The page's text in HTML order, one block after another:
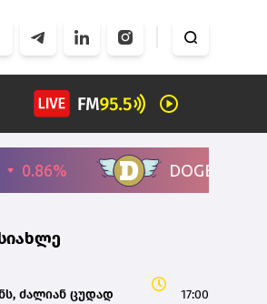
ძალიან ცუდად
17:00